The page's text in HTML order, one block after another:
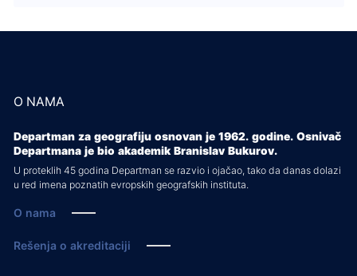
O NAMA
Departman za geografiju osnovan je 1962. godine. Osnivač
Departmana je bio akademik Branislav Bukurov.
U proteklih 45 godina Departman se razvio i ojačao, tako da danas dolazi
u red imena poznatih evropskih geografskih instituta.
O nama
Rešenja o akreditaciji